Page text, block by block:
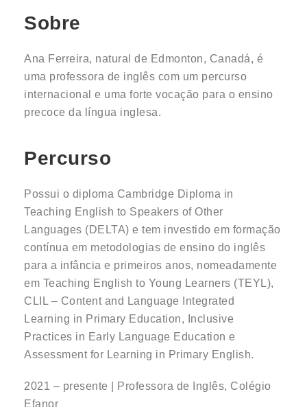
Sobre
Ana Ferreira, natural de Edmonton, Canadá, é
uma professora de inglês com um percurso
internacional e uma forte vocação para o ensino
precoce da língua inglesa.
Percurso
Possui o diploma Cambridge Diploma in
Teaching English to Speakers of Other
Languages (DELTA) e tem investido em formação
contínua em metodologias de ensino do inglês
para a infância e primeiros anos, nomeadamente
em Teaching English to Young Learners (TEYL),
CLIL – Content and Language Integrated
Learning in Primary Education, Inclusive
Practices in Early Language Education e
Assessment for Learning in Primary English.
2021 – presente | Professora de Inglês, Colégio
Efanor